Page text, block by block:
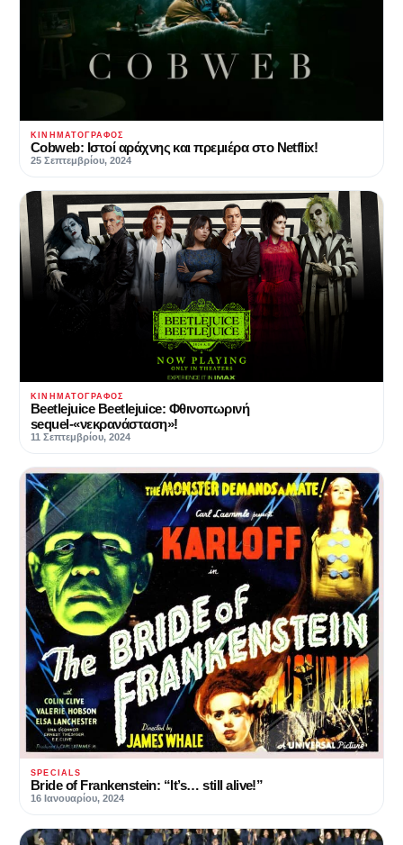
ΚΙΝΗΜΑΤΟΓΡΆΦΟΣ
Cobweb: Ιστοί αράχνης και πρεμιέρα στο Netflix!
25 Σεπτεμβρίου, 2024
ΚΙΝΗΜΑΤΟΓΡΆΦΟΣ
Beetlejuice Beetlejuice: Φθινοπωρινή
sequel-«νεκρανάσταση»!
11 Σεπτεμβρίου, 2024
SPECIALS
Bride of Frankenstein: “It’s… still alive!”
16 Ιανουαρίου, 2024